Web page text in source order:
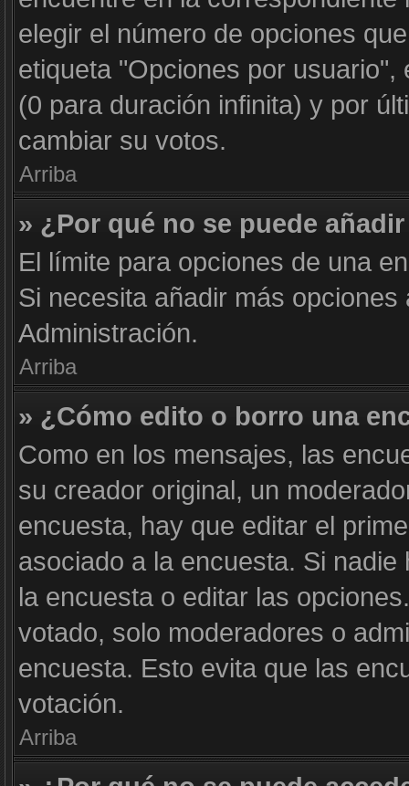
elegir el número de opciones
etiqueta "Opciones por
(0 para duración infinita) y por
cambiar su votos.
Arriba
» ¿Por qué no se puede
El límite para opciones de una
Si necesita añadir más
Administración.
Arriba
» ¿Cómo edito o borro una
Como en los mensajes, las
su creador original, un
encuesta, hay que editar el
asociado a la encuesta. Si
la encuesta o editar las
votado, solo moderadores o
encuesta. Esto evita que las
votación.
Arriba